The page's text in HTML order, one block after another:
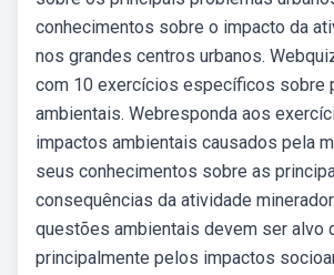
conhecimentos sobre o impacto da
nos grandes centros urbanos.
com 10 exercícios específicos sobre
ambientais. Webresponda aos
impactos ambientais causados pela
seus conhecimentos sobre as
consequências da atividade
questões ambientais devem ser alvo
principalmente pelos impactos